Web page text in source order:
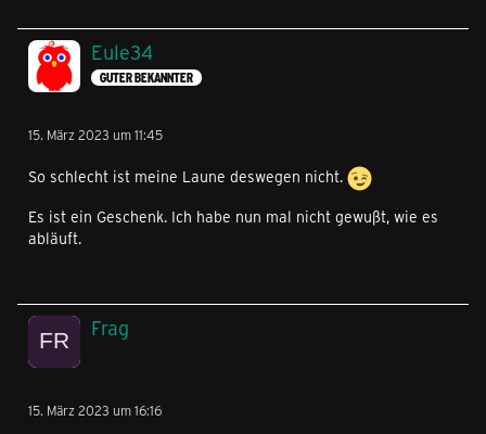
Eule34
GUTER BEKANNTER
15. März 2023 um 11:45
So schlecht ist meine Laune deswegen nicht.
Es ist ein Geschenk. Ich habe nun mal nicht gewußt, wie es
abläuft.
Frag
15. März 2023 um 16:16